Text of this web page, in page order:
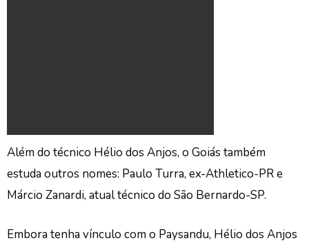
Além do técnico Hélio dos Anjos, o Goiás também
estuda outros nomes: Paulo Turra, ex-Athletico-PR e
Márcio Zanardi, atual técnico do São Bernardo-SP.
Embora tenha vínculo com o Paysandu, Hélio dos Anjos